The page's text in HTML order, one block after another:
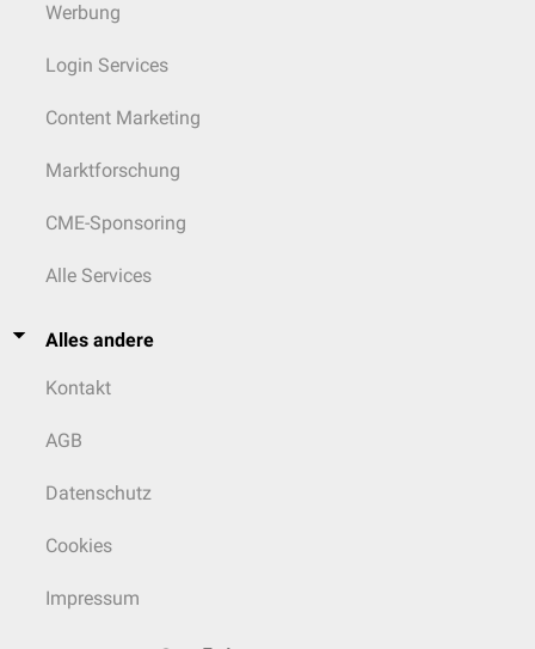
Werbung
Login Services
Content Marketing
Marktforschung
CME-Sponsoring
Alle Services
Alles andere
Kontakt
AGB
Datenschutz
Cookies
Impressum